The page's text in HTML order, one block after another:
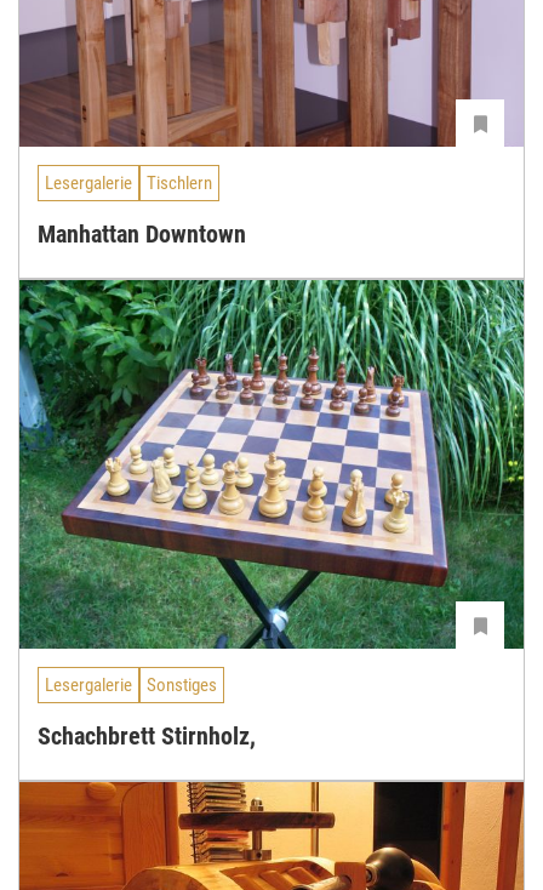
Lesergalerie Tischlern
Manhattan Downtown
Lesergalerie Sonstiges
Schachbrett Stirnholz,